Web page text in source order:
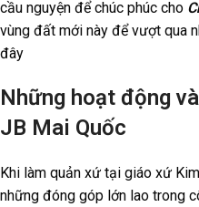
cầu nguyện để chúc phúc cho
vùng đất mới này để vượt qua
đây
Những hoạt động
JB Mai Quốc
Khi làm quản xứ tại giáo xứ
những đóng góp lớn lao trong